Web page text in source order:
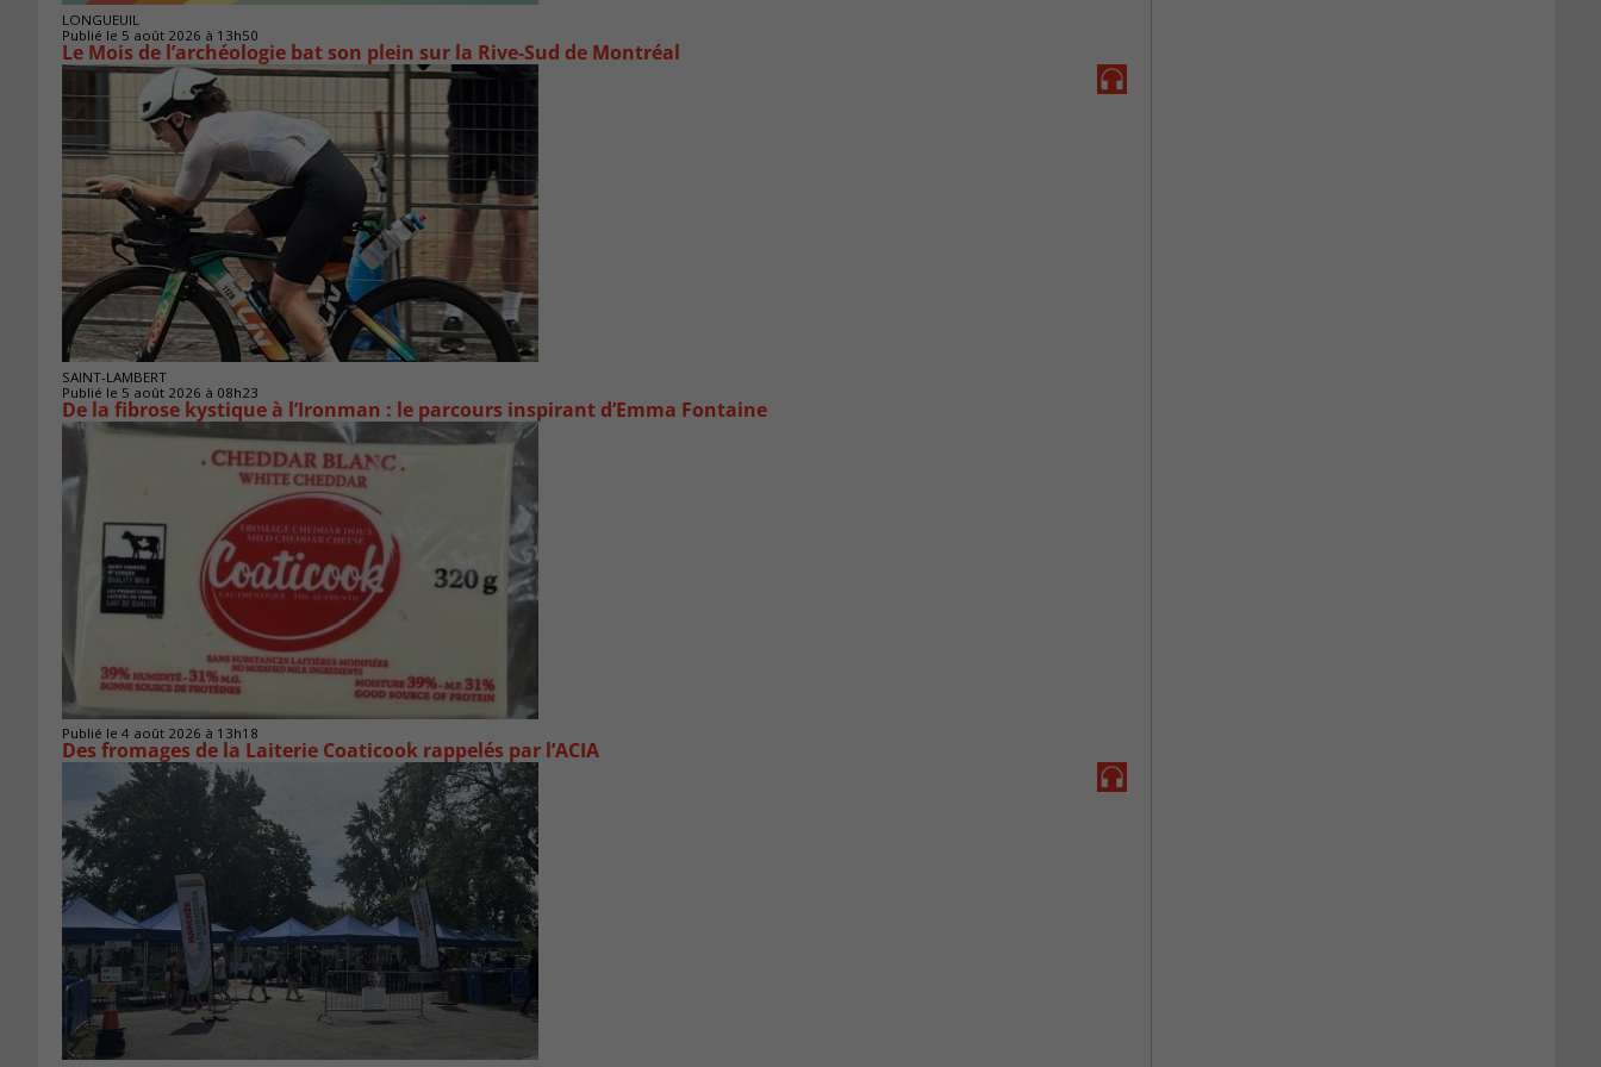
LONGUEUIL
Publié le 5 août 2026 à 13h50
Le Mois de l’archéologie bat son plein sur la Rive-Sud de Montréal
SAINT-LAMBERT
Publié le 5 août 2026 à 08h23
De la fibrose kystique à l’Ironman : le parcours inspirant d’Emma Fontaine
Publié le 4 août 2026 à 13h18
Des fromages de la Laiterie Coaticook rappelés par l’ACIA